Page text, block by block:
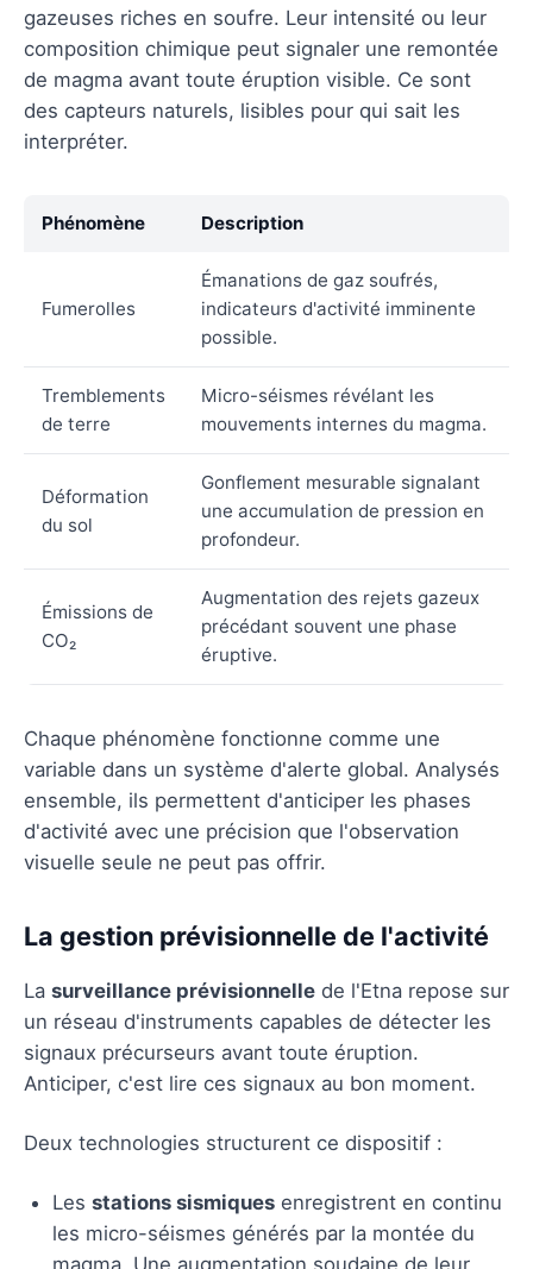
gazeuses riches en soufre. Leur intensité ou leur
composition chimique peut signaler une remontée
de magma avant toute éruption visible. Ce sont
des capteurs naturels, lisibles pour qui sait les
interpréter.
Phénomène Description
Fumerolles
Émanations de gaz soufrés,
indicateurs d'activité imminente
possible.
Tremblements
de terre
Micro-séismes révélant les
mouvements internes du magma.
Déformation
du sol
Gonflement mesurable signalant
une accumulation de pression en
profondeur.
Émissions de
CO₂
Augmentation des rejets gazeux
précédant souvent une phase
éruptive.
Chaque phénomène fonctionne comme une
variable dans un système d'alerte global. Analysés
ensemble, ils permettent d'anticiper les phases
d'activité avec une précision que l'observation
visuelle seule ne peut pas offrir.
La gestion prévisionnelle de l'activité
La surveillance prévisionnelle de l'Etna repose sur
un réseau d'instruments capables de détecter les
signaux précurseurs avant toute éruption.
Anticiper, c'est lire ces signaux au bon moment.
Deux technologies structurent ce dispositif :
Les stations sismiques enregistrent en continu
les micro-séismes générés par la montée du
magma. Une augmentation soudaine de leur